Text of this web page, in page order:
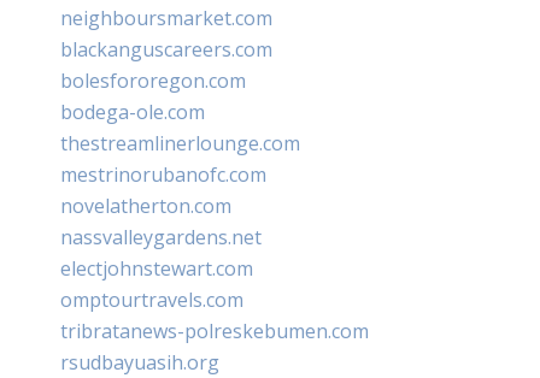
neighboursmarket.com
blackanguscareers.com
bolesfororegon.com
bodega-ole.com
thestreamlinerlounge.com
mestrinorubanofc.com
novelatherton.com
nassvalleygardens.net
electjohnstewart.com
omptourtravels.com
tribratanews-polreskebumen.com
rsudbayuasih.org